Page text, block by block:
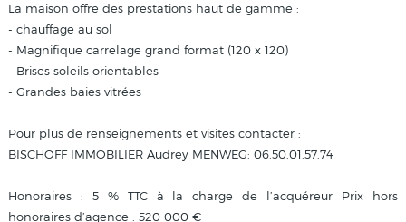
La maison offre des prestations haut de gamme :
- chauffage au sol
- Magnifique carrelage grand format (120 x 120)
- Brises soleils orientables
- Grandes baies vitrées
Pour plus de renseignements et visites contacter :
BISCHOFF IMMOBILIER Audrey MENWEG: 06.50.01.57.74
Honoraires : 5 % TTC à la charge de l’acquéreur Prix hors
honoraires d’agence : 520 000 €